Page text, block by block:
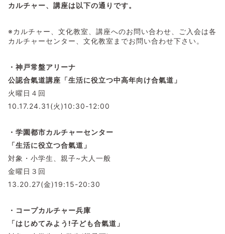
カルチャー、講座は以下の通りです。
※カルチャー、文化教室、講座へのお問い合わせ、ご入会は各
カルチャーセンター、文化教室までお問い合わせ下さい。
・神戸常盤アリーナ
公認合氣道講座「生活に役立つ中高年向け合氣道」
火曜日４回
10.17.24.31(火)10:30-12:00
・学園都市カルチャーセンター
「生活に役立つ合氣道」
対象・小学生、親子~大人一般
金曜日３回
13.20.27(金)19:15-20:30
・コープカルチャー兵庫
「はじめてみよう!子ども合氣道」